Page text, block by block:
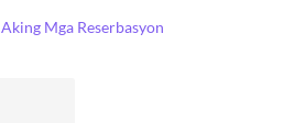
Aking Mga Reserbasyon